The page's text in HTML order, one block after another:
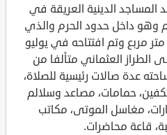
الدينية العريقة في
وهو داخل حدود الحرم والذي
حوالي 10 آلاف متر مربع وتم افتتاحه في يوليو
الطراز العثماني متألفا من
عدة صالات رئيسية للصلاة،
حمامات، مصاعد وسلالم
مغاسل الموتى، مكاتب
قاعة محاضرات.